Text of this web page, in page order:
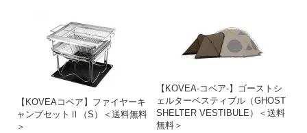
【KOVEAコベア】ファイヤーキ
ャンプセットⅡ（S）＜送料無料
＞
【KOVEA-コベア-】ゴーストシ
ェルターベスティブル（GHOST
SHELTER VESTIBULE）＜送料
無料＞